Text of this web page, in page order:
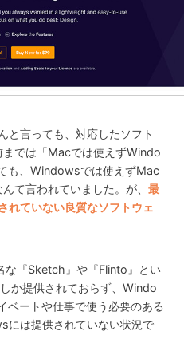
言っても、対応したソフト
では「Macでは使えずWindo
も、Windowsでは使えずMac
て言われていました。が、 最
れていない良質なソフトウェ
な『Sketch』や『Flinto』とい
か提供されておらず、Windo
ベートや仕事で使う必要のある
には提供されていない状況で